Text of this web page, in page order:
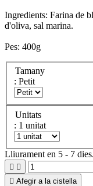
Ingredients: Farina de
d'oliva, sal marina.
Pes: 400g
Tamany
: Petit
Unitats
: 1 unitat
Lliurament en 5 - 7 dies.
 
 Afegir a la cistella